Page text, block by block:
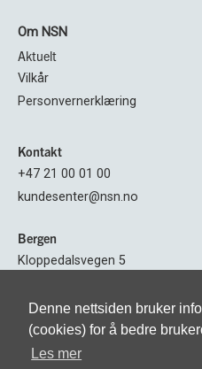
Denne nettsiden bruker
(cookies) for å bedre
Les mer
Om NSN
Aktuelt
Vilkår
Personvernerklæring
Kontakt
+47 21 00 01 00
kundesenter@nsn.no
Bergen
Kloppedalsvegen 5
Følg oss